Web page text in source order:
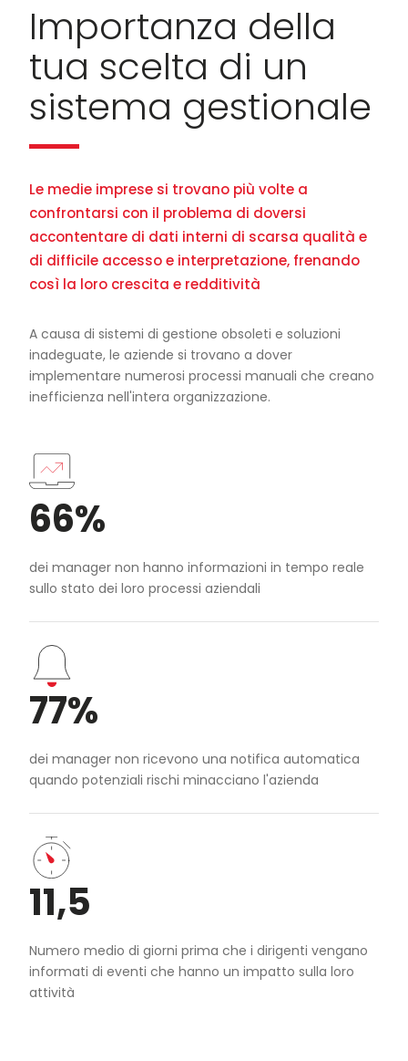
Importanza della
tua scelta di un
sistema gestionale
Le medie imprese si trovano più volte a
confrontarsi con il problema di doversi
accontentare di dati interni di scarsa qualità e
di difficile accesso e interpretazione, frenando
così la loro crescita e redditività
A causa di sistemi di gestione obsoleti e soluzioni
inadeguate, le aziende si trovano a dover
implementare numerosi processi manuali che creano
inefficienza nell'intera organizzazione.
66%
dei manager non hanno informazioni in tempo reale
sullo stato dei loro processi aziendali
77%
dei manager non ricevono una notifica automatica
quando potenziali rischi minacciano l'azienda
11,5
Numero medio di giorni prima che i dirigenti vengano
informati di eventi che hanno un impatto sulla loro
attività